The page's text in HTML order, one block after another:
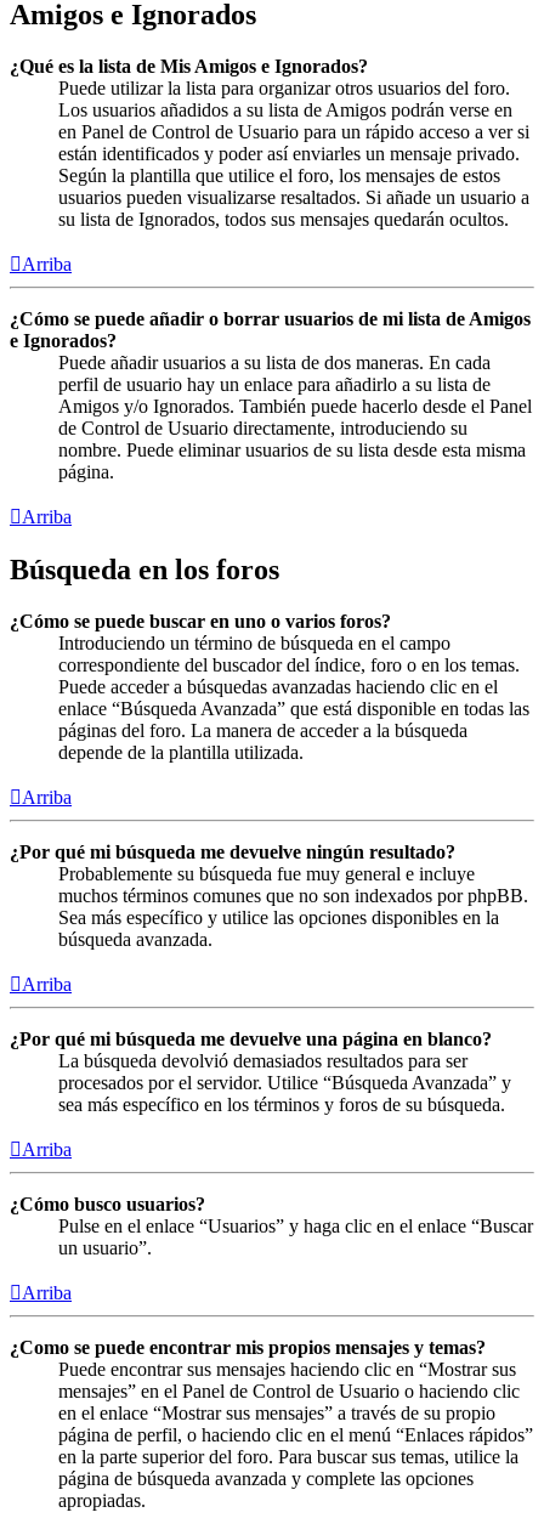
Amigos e Ignorados
¿Qué es la lista de Mis Amigos e Ignorados?
Puede utilizar la lista para organizar otros usuarios del foro.
Los usuarios añadidos a su lista de Amigos podrán verse en
en Panel de Control de Usuario para un rápido acceso a ver si
están identificados y poder así enviarles un mensaje privado.
Según la plantilla que utilice el foro, los mensajes de estos
usuarios pueden visualizarse resaltados. Si añade un usuario a
su lista de Ignorados, todos sus mensajes quedarán ocultos.
Arriba
¿Cómo se puede añadir o borrar usuarios de mi lista de Amigos
e Ignorados?
Puede añadir usuarios a su lista de dos maneras. En cada
perfil de usuario hay un enlace para añadirlo a su lista de
Amigos y/o Ignorados. También puede hacerlo desde el Panel
de Control de Usuario directamente, introduciendo su
nombre. Puede eliminar usuarios de su lista desde esta misma
página.
Arriba
Búsqueda en los foros
¿Cómo se puede buscar en uno o varios foros?
Introduciendo un término de búsqueda en el campo
correspondiente del buscador del índice, foro o en los temas.
Puede acceder a búsquedas avanzadas haciendo clic en el
enlace “Búsqueda Avanzada” que está disponible en todas las
páginas del foro. La manera de acceder a la búsqueda
depende de la plantilla utilizada.
Arriba
¿Por qué mi búsqueda me devuelve ningún resultado?
Probablemente su búsqueda fue muy general e incluye
muchos términos comunes que no son indexados por phpBB.
Sea más específico y utilice las opciones disponibles en la
búsqueda avanzada.
Arriba
¿Por qué mi búsqueda me devuelve una página en blanco?
La búsqueda devolvió demasiados resultados para ser
procesados por el servidor. Utilice “Búsqueda Avanzada” y
sea más específico en los términos y foros de su búsqueda.
Arriba
¿Cómo busco usuarios?
Pulse en el enlace “Usuarios” y haga clic en el enlace “Buscar
un usuario”.
Arriba
¿Como se puede encontrar mis propios mensajes y temas?
Puede encontrar sus mensajes haciendo clic en “Mostrar sus
mensajes” en el Panel de Control de Usuario o haciendo clic
en el enlace “Mostrar sus mensajes” a través de su propio
página de perfil, o haciendo clic en el menú “Enlaces rápidos”
en la parte superior del foro. Para buscar sus temas, utilice la
página de búsqueda avanzada y complete las opciones
apropiadas.